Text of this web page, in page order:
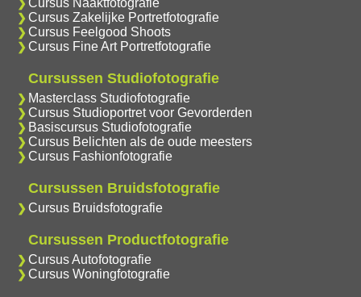
Cursus Naaktfotografie
Cursus Zakelijke Portretfotografie
Cursus Feelgood Shoots
Cursus Fine Art Portretfotografie
Cursussen Studiofotografie
Masterclass Studiofotografie
Cursus Studioportret voor Gevorderden
Basiscursus Studiofotografie
Cursus Belichten als de oude meesters
Cursus Fashionfotografie
Cursussen Bruidsfotografie
Cursus Bruidsfotografie
Cursussen Productfotografie
Cursus Autofotografie
Cursus Woningfotografie